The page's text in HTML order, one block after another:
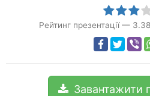
Рейтинг презентації — 3.38
Завантажити